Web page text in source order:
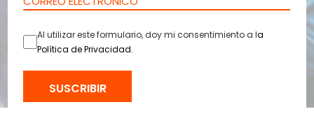
Al utilizar este formulario, doy mi consentimiento a la
Política de Privacidad.
SUSCRIBIR